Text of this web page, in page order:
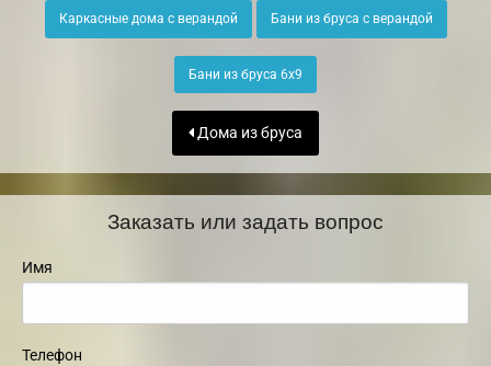
Каркасные дома с верандой Бани из бруса с верандой
Бани из бруса 6х9
Дома из бруса
Заказать или задать вопрос
Имя
Телефон